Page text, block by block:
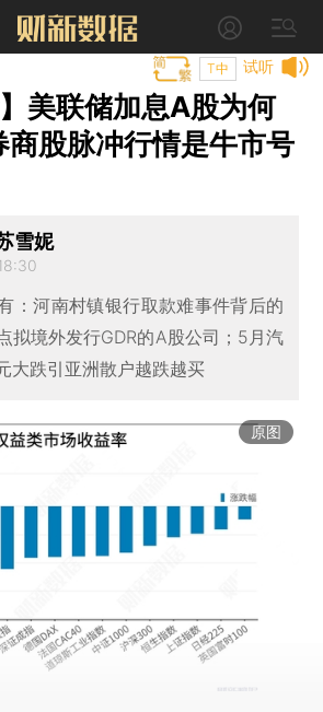
试听
T中
】美联储加息A股为何
股脉冲行情是牛市号
雪妮
：河南村镇银行取款难事件背后的
拟境外发行GDR的A股公司；5月汽
大跌引亚洲散户越跌越买
原图